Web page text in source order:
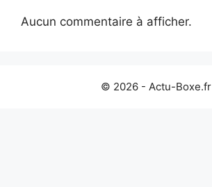
Aucun commentaire à afficher.
© 2026 - Actu-Boxe.fr